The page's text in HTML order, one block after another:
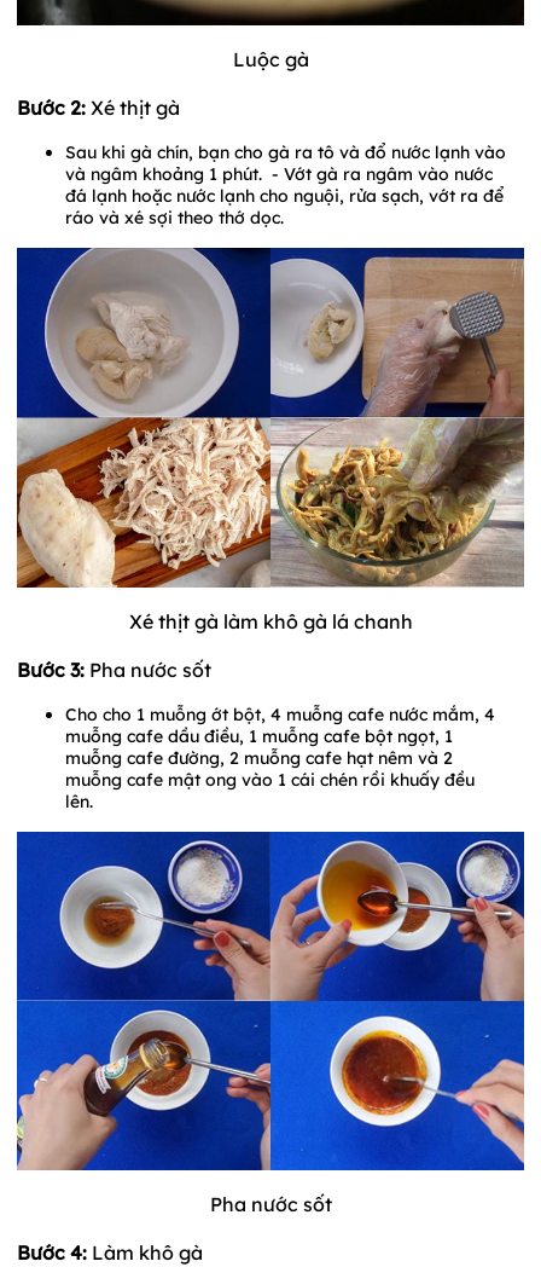
Luộc gà
Bước 2: Xé thịt gà
Sau khi gà chín, bạn cho gà ra tô và đổ nước lạnh vào
và ngâm khoảng 1 phút. - Vớt gà ra ngâm vào nước
đá lạnh hoặc nước lạnh cho nguội, rửa sạch, vớt ra để
ráo và xé sợi theo thớ dọc.
Xé thịt gà làm khô gà lá chanh
Bước 3: Pha nước sốt
Cho cho 1 muỗng ớt bột, 4 muỗng cafe nước mắm, 4
muỗng cafe dầu điều, 1 muỗng cafe bột ngọt, 1
muỗng cafe đường, 2 muỗng cafe hạt nêm và 2
muỗng cafe mật ong vào 1 cái chén rồi khuấy đều
lên.
Pha nước sốt
Bước 4: Làm khô gà